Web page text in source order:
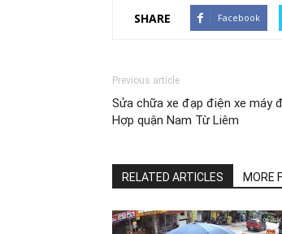
SHARE Facebook
Previous article
Sửa chữa xe đạp điện xe máy
Hợp quận Nam Từ Liêm
RELATED ARTICLES MORE